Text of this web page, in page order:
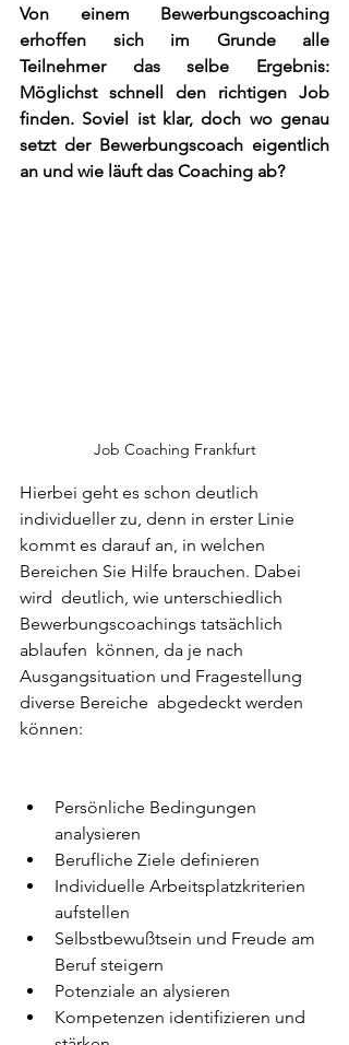
Von einem Bewerbungscoaching
erhoffen sich im Grunde alle
Teilnehmer das selbe Ergebnis:
Möglichst schnell den richtigen Job
finden. Soviel ist klar, doch wo genau
setzt der Bewerbungscoach eigentlich
an und wie läuft das Coaching ab?
Job Coaching Frankfurt
Hierbei geht es schon deutlich
individueller zu, denn in erster Linie
kommt es darauf an, in welchen
Bereichen Sie Hilfe brauchen. Dabei
wird  deutlich, wie unterschiedlich
Bewerbungscoachings tatsächlich
ablaufen  können, da je nach
Ausgangsituation und Fragestellung
diverse Bereiche  abgedeckt werden
können:
Persönliche Bedingungen
analysieren
Berufliche Ziele definieren
Individuelle Arbeitsplatzkriterien
aufstellen
Selbstbewußtsein und Freude am
Beruf steigern
Potenziale an alysieren
Kompetenzen identifizieren und